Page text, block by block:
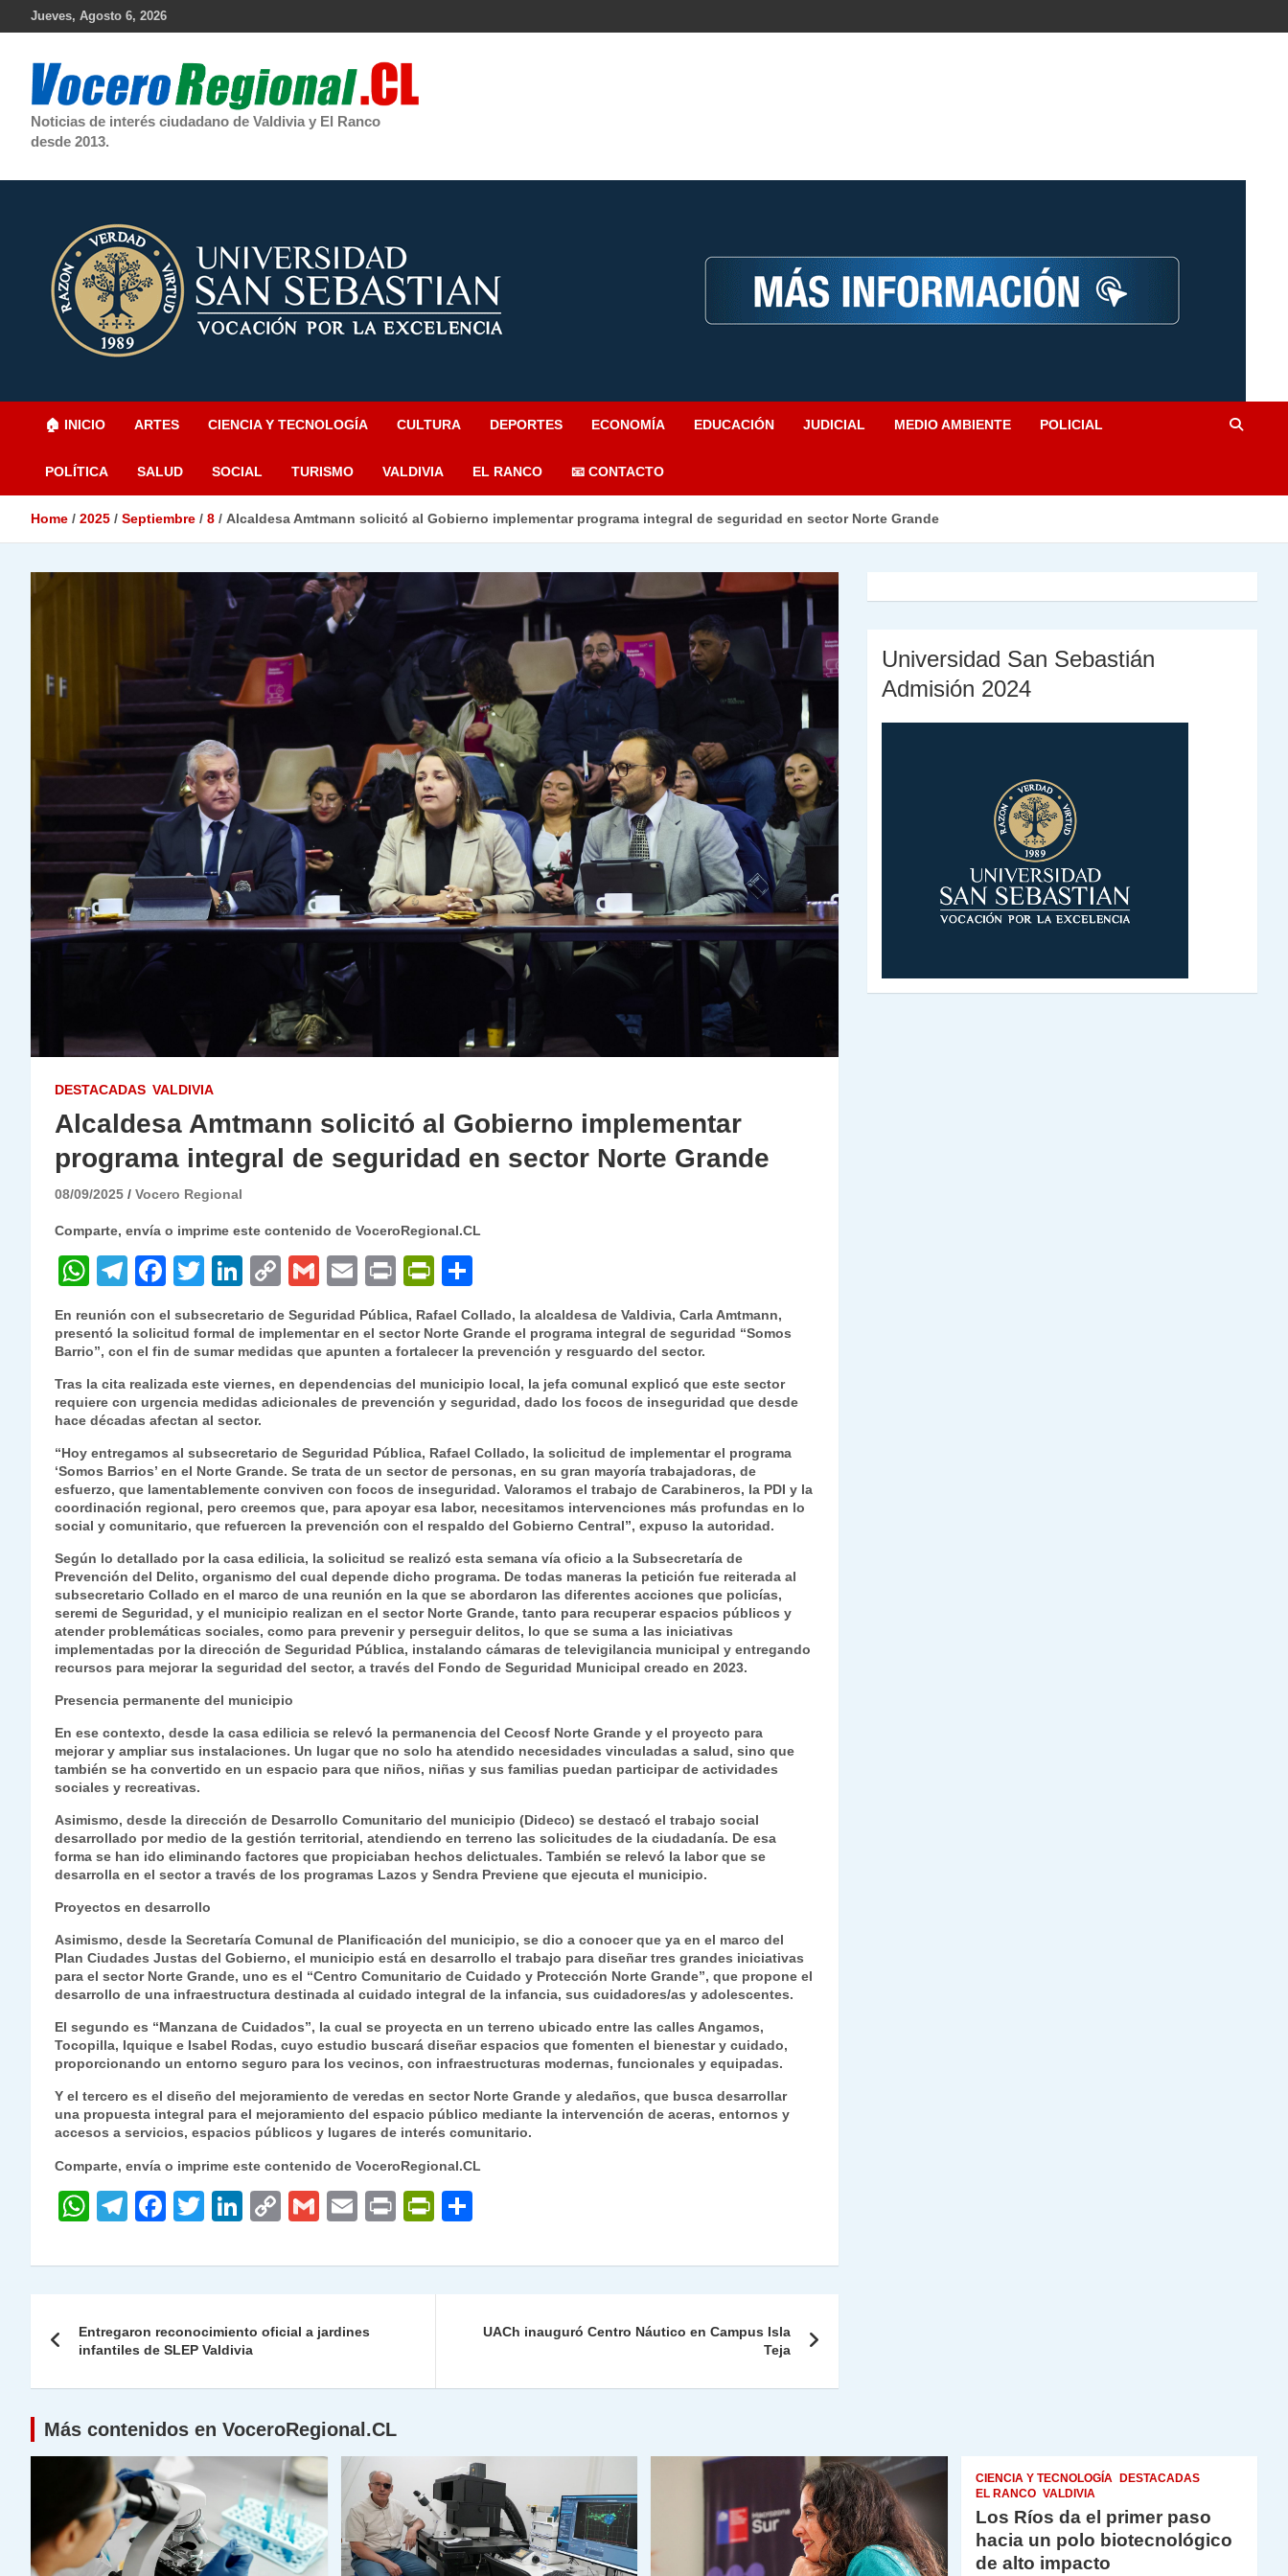
Jueves, Agosto 6, 2026
Noticias de interés ciudadano de Valdivia y El Ranco
desde 2013.
🏠 INICIO ARTES CIENCIA Y TECNOLOGÍA CULTURA DEPORTES ECONOMÍA EDUCACIÓN JUDICIAL MEDIO AMBIENTE POLICIAL
POLÍTICA SALUD SOCIAL TURISMO VALDIVIA EL RANCO 📧 CONTACTO
Home 2025 Septiembre 8 Alcaldesa Amtmann solicitó al Gobierno implementar programa integral de seguridad en sector Norte Grande
DESTACADAS VALDIVIA
Alcaldesa Amtmann solicitó al Gobierno implementar
programa integral de seguridad en sector Norte Grande
08/09/2025 Vocero Regional
Comparte, envía o imprime este contenido de VoceroRegional.CL
W
h
at
s
A
p
p
T
e
gr
a
m
F
a
c
e
b
o
o
k
T
itt
er
Li
n
k
e
dI
n
C
o
p
y
Li
k
G
m
ai
l
E
m
ai
l
P
nt
P
ri
nt
Fr
ie
dl
y
o
m
p
ar
En reunión con el subsecretario de Seguridad Pública, Rafael Collado, la alcaldesa de Valdivia, Carla Amtmann,
presentó la solicitud formal de implementar en el sector Norte Grande el programa integral de seguridad “Somos
Barrio”, con el fin de sumar medidas que apunten a fortalecer la prevención y resguardo del sector.
Tras la cita realizada este viernes, en dependencias del municipio local, la jefa comunal explicó que este sector
requiere con urgencia medidas adicionales de prevención y seguridad, dado los focos de inseguridad que desde
hace décadas afectan al sector.
“Hoy entregamos al subsecretario de Seguridad Pública, Rafael Collado, la solicitud de implementar el programa
‘Somos Barrios’ en el Norte Grande. Se trata de un sector de personas, en su gran mayoría trabajadoras, de
esfuerzo, que lamentablemente conviven con focos de inseguridad. Valoramos el trabajo de Carabineros, la PDI y la
coordinación regional, pero creemos que, para apoyar esa labor, necesitamos intervenciones más profundas en lo
social y comunitario, que refuercen la prevención con el respaldo del Gobierno Central”, expuso la autoridad.
Según lo detallado por la casa edilicia, la solicitud se realizó esta semana vía oficio a la Subsecretaría de
Prevención del Delito, organismo del cual depende dicho programa. De todas maneras la petición fue reiterada al
subsecretario Collado en el marco de una reunión en la que se abordaron las diferentes acciones que policías,
seremi de Seguridad, y el municipio realizan en el sector Norte Grande, tanto para recuperar espacios públicos y
atender problemáticas sociales, como para prevenir y perseguir delitos, lo que se suma a las iniciativas
implementadas por la dirección de Seguridad Pública, instalando cámaras de televigilancia municipal y entregando
recursos para mejorar la seguridad del sector, a través del Fondo de Seguridad Municipal creado en 2023.
Presencia permanente del municipio
En ese contexto, desde la casa edilicia se relevó la permanencia del Cecosf Norte Grande y el proyecto para
mejorar y ampliar sus instalaciones. Un lugar que no solo ha atendido necesidades vinculadas a salud, sino que
también se ha convertido en un espacio para que niños, niñas y sus familias puedan participar de actividades
sociales y recreativas.
Asimismo, desde la dirección de Desarrollo Comunitario del municipio (Dideco) se destacó el trabajo social
desarrollado por medio de la gestión territorial, atendiendo en terreno las solicitudes de la ciudadanía. De esa
forma se han ido eliminando factores que propiciaban hechos delictuales. También se relevó la labor que se
desarrolla en el sector a través de los programas Lazos y Sendra Previene que ejecuta el municipio.
Proyectos en desarrollo
Asimismo, desde la Secretaría Comunal de Planificación del municipio, se dio a conocer que ya en el marco del
Plan Ciudades Justas del Gobierno, el municipio está en desarrollo el trabajo para diseñar tres grandes iniciativas
para el sector Norte Grande, uno es el “Centro Comunitario de Cuidado y Protección Norte Grande”, que propone el
desarrollo de una infraestructura destinada al cuidado integral de la infancia, sus cuidadores/as y adolescentes.
El segundo es “Manzana de Cuidados”, la cual se proyecta en un terreno ubicado entre las calles Angamos,
Tocopilla, Iquique e Isabel Rodas, cuyo estudio buscará diseñar espacios que fomenten el bienestar y cuidado,
proporcionando un entorno seguro para los vecinos, con infraestructuras modernas, funcionales y equipadas.
Y el tercero es el diseño del mejoramiento de veredas en sector Norte Grande y aledaños, que busca desarrollar
una propuesta integral para el mejoramiento del espacio público mediante la intervención de aceras, entornos y
accesos a servicios, espacios públicos y lugares de interés comunitario.
Comparte, envía o imprime este contenido de VoceroRegional.CL
W
at
A
p
p
T
e
a
m
F
c
b
o
o
k
T
itt
Li
k
dI
n
C
p
Li
k
G
ai
E
ai
P
nt
P
nt
dl
m
ar
de
entradas
Entregaron reconocimiento oficial a jardines
infantiles de SLEP Valdivia
UACh inauguró Centro Náutico en Campus Isla
Teja
Universidad San Sebastián
Admisión 2024
Más contenidos en VoceroRegional.CL
CIENCIA Y TECNOLOGÍA
DESTACADAS
EL RANCO VALDIVIA
Los Ríos da el primer paso
hacia un polo biotecnológico
de alto impacto